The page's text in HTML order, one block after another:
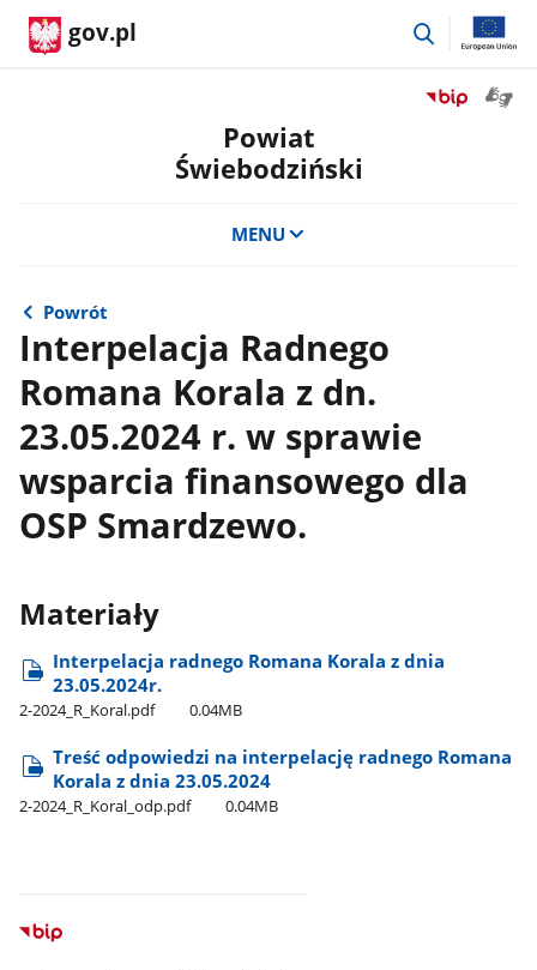
gov.pl
przejdź
Przejdź
Powiat
Świebodziński
MENU
Powrót
Interpelacja Radnego
Romana Korala z dn.
23.05.2024 r. w sprawie
wsparcia finansowego dla
OSP Smardzewo.
Materiały
Interpelacja radnego Romana Korala z dnia
23.05.2024r.
2-2024​_R​_Koral.pdf 0.04MB
Treść odpowiedzi na interpelację radnego Romana
Korala z dnia 23.05.2024
2-2024​_R​_Koral​_odp.pdf 0.04MB